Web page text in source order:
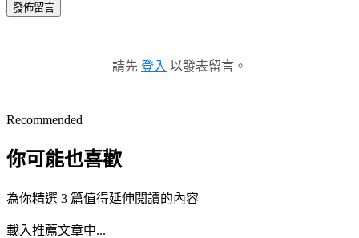
發佈留言
請先 登入 以發表留言。
Recommended
你可能也喜歡
為你精選 3 篇值得延伸閱讀的內容
載入推薦文章中...